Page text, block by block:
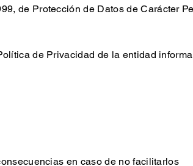
de Protección de Datos de Carácter
de Privacidad de la entidad
en caso de no facilitarlos